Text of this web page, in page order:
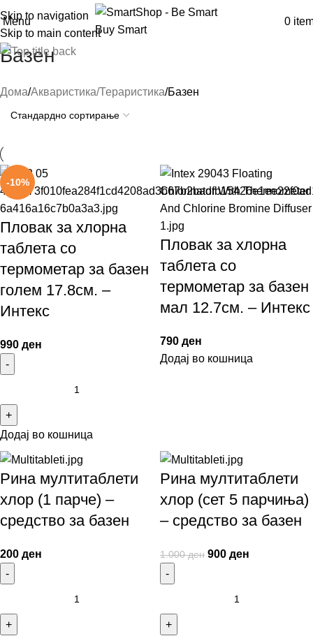
Skip to navigation
Skip to main content
Menu 0
Базен
Дома Акваристика/Тераристика Базен
Пловак за хлорна
таблета со
термометар за базен
голем 17.8см. –
Интекс
990 ден
Додај во кошница
Пловак за хлорна
таблета со
термометар за базен
мал 12.7см. – Интекс
790 ден
Додај во кошница
Рина мултитаблети
хлор (1 парче) –
средство за базен
200 ден
-10%
Рина мултитаблети
хлор (сет 5 парчиња)
– средство за базен
1.000ден 900 ден